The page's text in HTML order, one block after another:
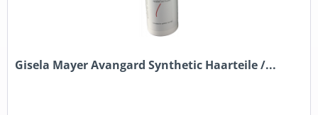
Gisela Mayer Avangard Synthetic Haarteile /...